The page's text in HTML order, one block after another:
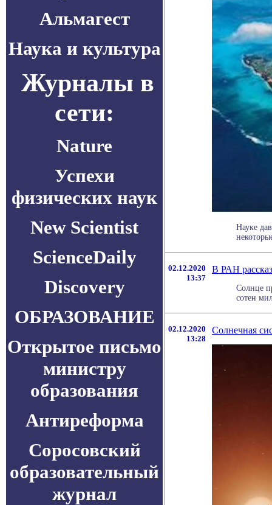
Альмагест
Наука и культура
Журналы в
сети:
Nature
Успехи
физических наук
New Scientist
ScienceDaily
Discovery
ОБРАЗОВАНИЕ
Открытое письмо
министру
образования
Антиреформа
Соросовский
образовательный
журнал
Науке
02.12.2020
13:37
В РАН
Солнце
сотен
02.12.2020
13:28
Солнечная